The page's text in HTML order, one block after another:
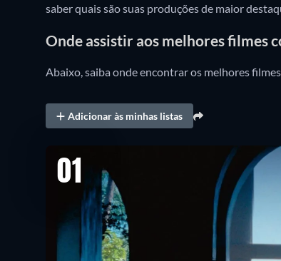
saber quais são suas produções de maior
Onde assistir aos melhores filmes
Abaixo, saiba onde encontrar os melhores
Adicionar às minhas listas
01